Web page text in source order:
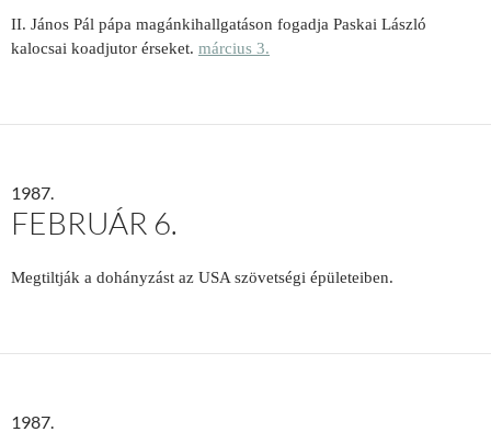
II. János Pál pápa magánkihallgatáson fogadja Paskai László
kalocsai koadjutor érseket. március 3.
1987.
FEBRUÁR 6.
Megtiltják a dohányzást az USA szövetségi épületeiben.
1987.